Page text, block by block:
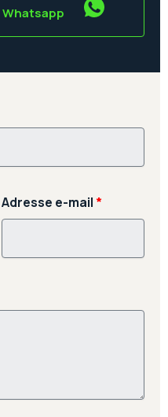
Adresse e-mail *